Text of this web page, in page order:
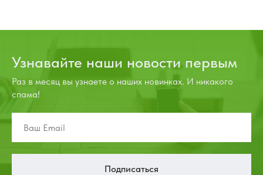
Узнавайте наши новости первым
Раз в месяц вы узнаете о наших новинках. И никакого
спама!
Подписаться